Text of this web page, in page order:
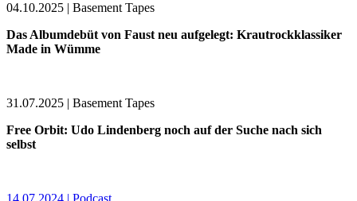
04.10.2025 | Basement Tapes
Das Albumdebüt von Faust neu aufgelegt: Krautrockklassiker
Made in Wümme
31.07.2025 | Basement Tapes
Free Orbit: Udo Lindenberg noch auf der Suche nach sich
selbst
14.07.2024 | Podcast